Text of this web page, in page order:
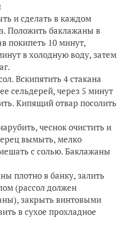
и сделать в каждом
Положить баклажаны в
покипеть 10 минут,
в холодную воду, затем
Вскипятить 4 стакана
сельдерей, через 5 минут
Кипящий отвар посолить
чеснок очистить и
вымыть, мелко
с солью. Баклажаны
плотно в банку, залить
(рассол должен
закрыть винтовыми
в сухое прохладное